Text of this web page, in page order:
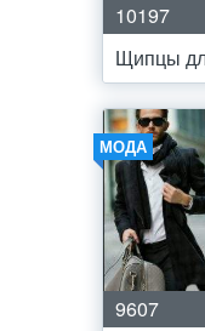
10197
Щипцы
МОДА
9607